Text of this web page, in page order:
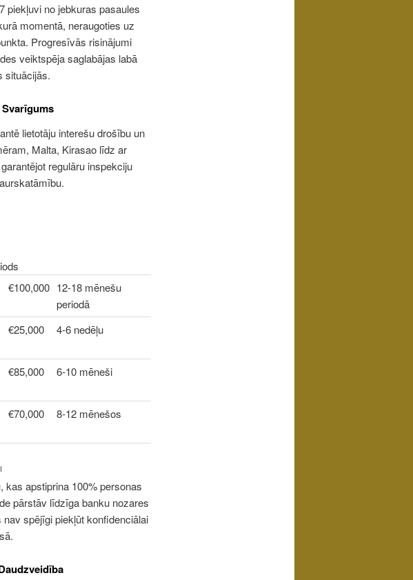
piekļuvi no jebkuras pasaules
momentā, neraugoties uz
Progresīvās risinājumi
veiktspēja saglabājas labā
situācijās.
lietotāju interešu drošību un
Malta, Kirasao līdz ar
regulāru inspekciju
€100,000 12-18 mēnešu
periodā
€25,000 4-6 nedēļu
€85,000 6-10 mēneši
€70,000 8-12 mēnešos
apstiprina 100% personas
pārstāv līdzīga banku nozares
spējīgi piekļūt konfidenciālai